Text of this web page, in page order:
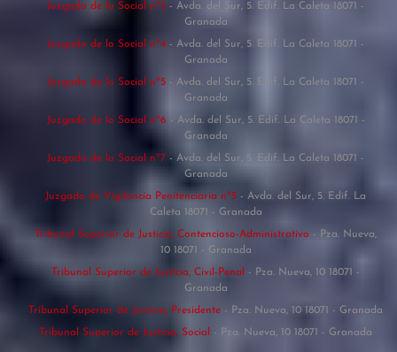
Juzgado de lo Social nº3 - Avda. del Sur, 5. Edif. La Caleta 18071 -
Granada
Juzgado de lo Social nº4 - Avda. del Sur, 5. Edif. La Caleta 18071 -
Granada
Juzgado de lo Social nº5 - Avda. del Sur, 5. Edif. La Caleta 18071 -
Granada
Juzgado de lo Social nº6 - Avda. del Sur, 5. Edif. La Caleta 18071 -
Granada
Juzgado de lo Social nº7 - Avda. del Sur, 5. Edif. La Caleta 18071 -
Granada
Juzgado de Vigilancia Penitenciaria nº5 - Avda. del Sur, 5. Edif. La
Caleta 18071 - Granada
Tribunal Superior de Justicia, Contencioso-Administrativo - Pza. Nueva,
10 18071 - Granada
Tribunal Superior de Justicia, Civil-Penal - Pza. Nueva, 10 18071 -
Granada
Tribunal Superior de Justicia, Presidente - Pza. Nueva, 10 18071 - Granada
Tribunal Superior de Justicia, Social - Pza. Nueva, 10 18071 - Granada